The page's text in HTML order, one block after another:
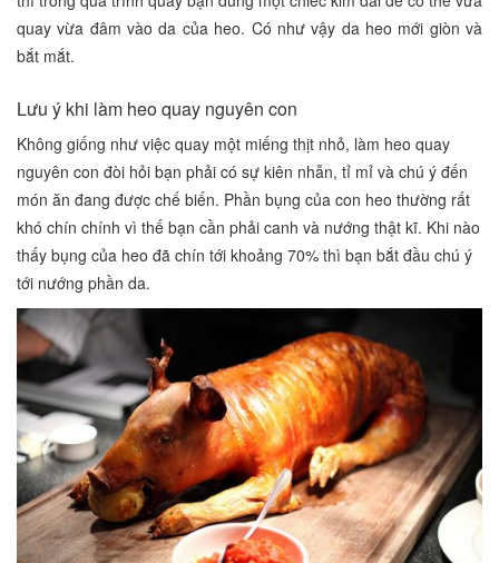
quay vừa đâm vào da của heo. Có như vậy da heo mới giòn và
bắt mắt.
Lưu ý khi làm heo quay nguyên con
Không giống như việc quay một miếng thịt nhỏ, làm heo quay
nguyên con đòi hỏi bạn phải có sự kiên nhẫn, tỉ mỉ và chú ý đến
món ăn đang được chế biến. Phần bụng của con heo thường rất
khó chín chính vì thế bạn cần phải canh và nướng thật kĩ. Khi nào
thấy bụng của heo đã chín tới khoảng 70% thì bạn bắt đầu chú ý
tới nướng phần da.